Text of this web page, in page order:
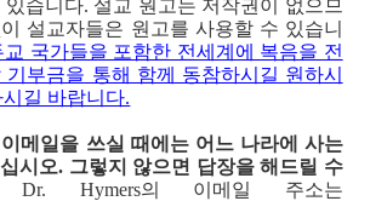
습니다. 설교 원고는 저작권이 없으므
설교자들은 원고를 사용할 수 있습니
국가들을 포함한 전세계에 복음을 전
부금을 통해 함께 동참하시길 원하시
길 바랍니다.
메일을 쓰실 때에는 어느 나라에 사는
시오. 그렇지 않으면 답장을 해드릴 수
Hymers의 이메일 주소는